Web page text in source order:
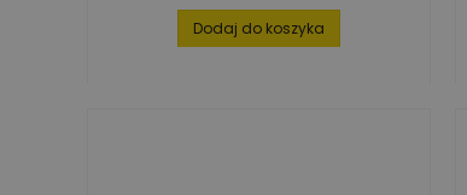
Dodaj do koszyka